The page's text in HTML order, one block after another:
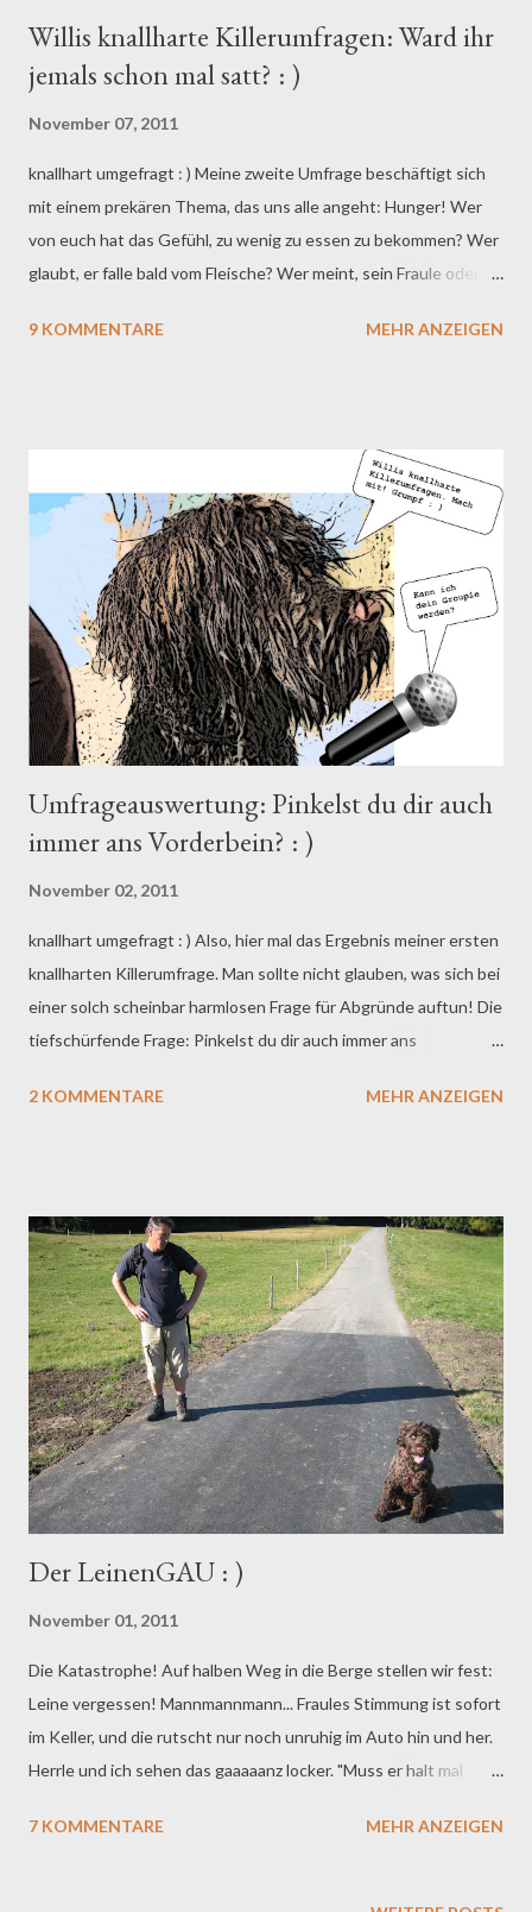
Willis knallharte Killerumfragen: Ward ihr
jemals schon mal satt? : )
November 07, 2011
knallhart umgefragt : ) Meine zweite Umfrage beschäftigt sich
mit einem prekären Thema, das uns alle angeht: Hunger! Wer
von euch hat das Gefühl, zu wenig zu essen zu bekommen? Wer
glaubt, er falle bald vom Fleische? Wer meint, sein Fraule oder
ins Zeug legen? Alle dürfen mitmachen, sogar dicke blonde
knallharte Killerumfragen", und kligge deine passenden
Antworten zusammen. Mehrere sind erlaubt. Aber immer nur
kurz drücken. Ausschweifend ist hier nämlich nur einer, und der
9 KOMMENTARE MEHR ANZEIGEN
Umfrageauswertung: Pinkelst du dir auch
immer ans Vorderbein? : )
November 02, 2011
knallhart umgefragt : ) Also, hier mal das Ergebnis meiner ersten
knallharten Killerumfrage. Man sollte nicht glauben, was sich bei
einer solch scheinbar harmlosen Frage für Abgründe auftun! Die
tiefschürfende Frage: Pinkelst du dir auch immer ans
Nein, nie - 36% c) Ja, nein, vielleicht - 15% d) Ich versuch's, aber
Uahahahahahahaaaaaa, genau! Gugge g) - 0%???????? Das war ja
sooo klar! Kein einziger von euch Pullermännern gibt zu, dass
sein Puller zu klein ist. Mannmannmann! Jungs, wir sollten mal
das Wort "klein" neu definieren! Erstaunlich finde ich auch h).
10% wollen meine Groupies werden. Na also, geht doch! Ich
sag' mal so: Outet euch, ihr Zuckerschneckchen! Wenn ihr nicht
gerade dick und...
2 KOMMENTARE MEHR ANZEIGEN
Der LeinenGAU : )
November 01, 2011
Die Katastrophe! Auf halben Weg in die Berge stellen wir fest:
Leine vergessen! Mannmannmann... Fraules Stimmung ist sofort
im Keller, und die rutscht nur noch unruhig im Auto hin und her.
Herrle und ich sehen das gaaaaanz locker. "Muss er halt mal
Fraule, und: "Dass ich da nicht schon eher drauf gekommen bin!"
weiß WIRKLICH nicht warum! - und außerdem die ganze Zeit
7 KOMMENTARE MEHR ANZEIGEN